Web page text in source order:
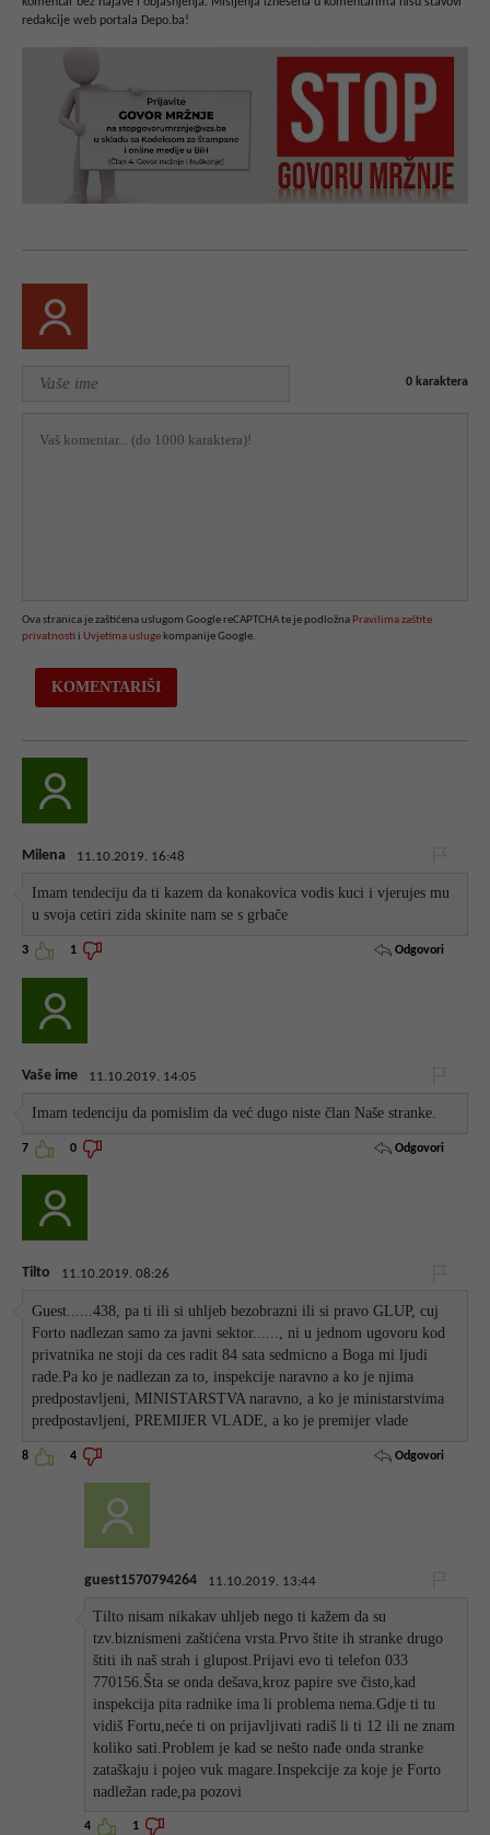
redakcije web portala Depo.ba!
0 karaktera
Ova stranica je zaštićena uslugom Google reCAPTCHA te je podložna Pravilima zaštite
privatnosti i Uvjetima usluge kompanije Google.
Milena 11.10.2019. 16:48
Imam tendeciju da ti kazem da konakovica vodis kuci i vjerujes mu
u svoja cetiri zida skinite nam se s grbače
3 1 Odgovori
Vaše ime 11.10.2019. 14:05
Imam tedenciju da pomislim da već dugo niste član Naše stranke.
7 0 Odgovori
Tilto 11.10.2019. 08:26
Guest......438, pa ti ili si uhljeb bezobrazni ili si pravo GLUP, cuj
Forto nadlezan samo za javni sektor......, ni u jednom ugovoru kod
privatnika ne stoji da ces radit 84 sata sedmicno a Boga mi ljudi
rade.Pa ko je nadlezan za to, inspekcije naravno a ko je njima
predpostavljeni, MINISTARSTVA naravno, a ko je ministarstvima
predpostavljeni, PREMIJER VLADE, a ko je premijer vlade
8 4 Odgovori
guest1570794264 11.10.2019. 13:44
Tilto nisam nikakav uhljeb nego ti kažem da su
tzv.biznismeni zaštićena vrsta.Prvo štite ih stranke drugo
štiti ih naš strah i glupost.Prijavi evo ti telefon 033
770156.Šta se onda dešava,kroz papire sve čisto,kad
inspekcija pita radnike ima li problema nema.Gdje ti tu
vidiš Fortu,neće ti on prijavljivati radiš li ti 12 ili ne znam
koliko sati.Problem je kad se nešto nađe onda stranke
zataškaju i pojeo vuk magare.Inspekcije za koje je Forto
nadležan rade,pa pozovi
4 1